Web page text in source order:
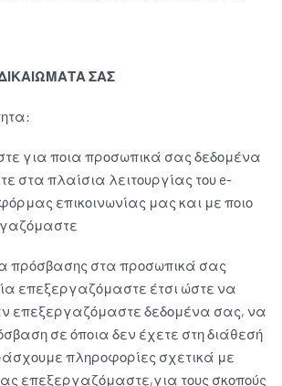
ΣΑΣ
για ποια προσωπικά σας δεδομένα
στα πλαίσια λειτουργίας του e-
επικοινωνίας μας και με ποιο
πρόσβασης στα προσωπικά σας
επεξεργαζόμαστε έτσι ώστε να
επεξεργαζόμαστε δεδομένα σας, να
σε όποια δεν έχετε στη διάθεσή
πληροφορίες σχετικά με
επεξεργαζόμαστε,για τους σκοπούς